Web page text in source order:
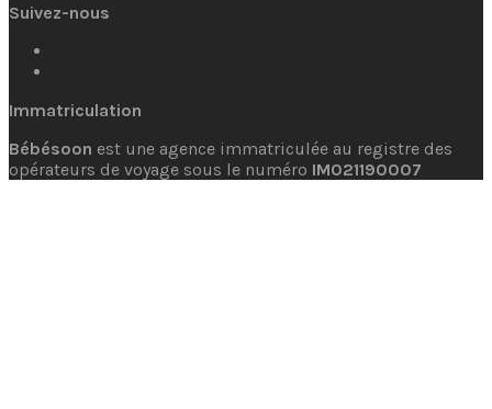
Suivez-nous
Immatriculation
Bébésoon est une agence immatriculée au registre des
opérateurs de voyage sous le numéro IM021190007